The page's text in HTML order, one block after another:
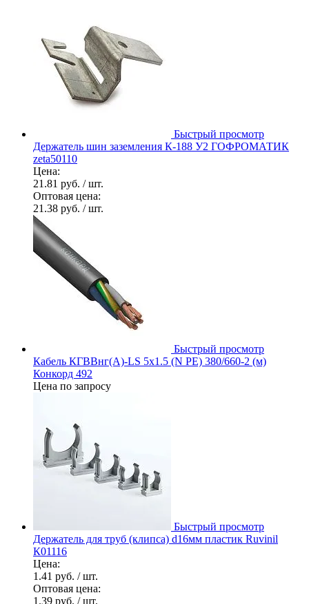
Быстрый просмотр
Держатель шин заземления К-188 У2 ГОФРОМАТИК
zeta50110
Цена:
21.81 руб. / шт.
Оптовая цена:
21.38 руб. / шт.
Быстрый просмотр
Кабель КГВВнг(А)-LS 5х1.5 (N PE) 380/660-2 (м)
Конкорд 492
Цена по запросу
Быстрый просмотр
Держатель для труб (клипса) d16мм пластик Ruvinil
К01116
Цена:
1.41 руб. / шт.
Оптовая цена:
1.39 руб. / шт.